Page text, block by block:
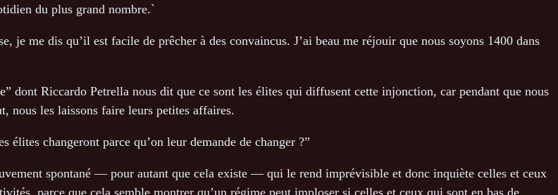
du plus grand nombre.`
je me dis qu’il est facile de prêcher à des convaincus. J’ai beau me réjouir que nous soyons 1400 dans
dont Riccardo Petrella nous dit que ce sont les élites qui diffusent cette injonction, car pendant que nous
nous les laissons faire leurs petites affaires.
changeront parce qu’on leur demande de changer ?”
spontané — pour autant que cela existe — qui le rend imprévisible et donc inquiète celles et ceux
parce que cela semble montrer qu’un régime peut imploser si celles et ceux qui sont en bas de